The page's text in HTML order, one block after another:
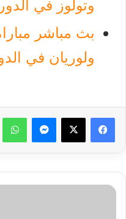
وتولوز في
بث مباشر
ولوريان في
فيسبوك ‫X ماسنجر
البث